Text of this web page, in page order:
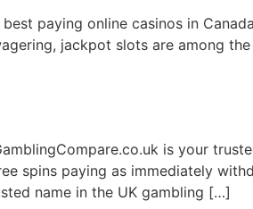
paying online casinos in
jackpot slots are among
is your
spins paying as immediately
name in the UK gambling […]